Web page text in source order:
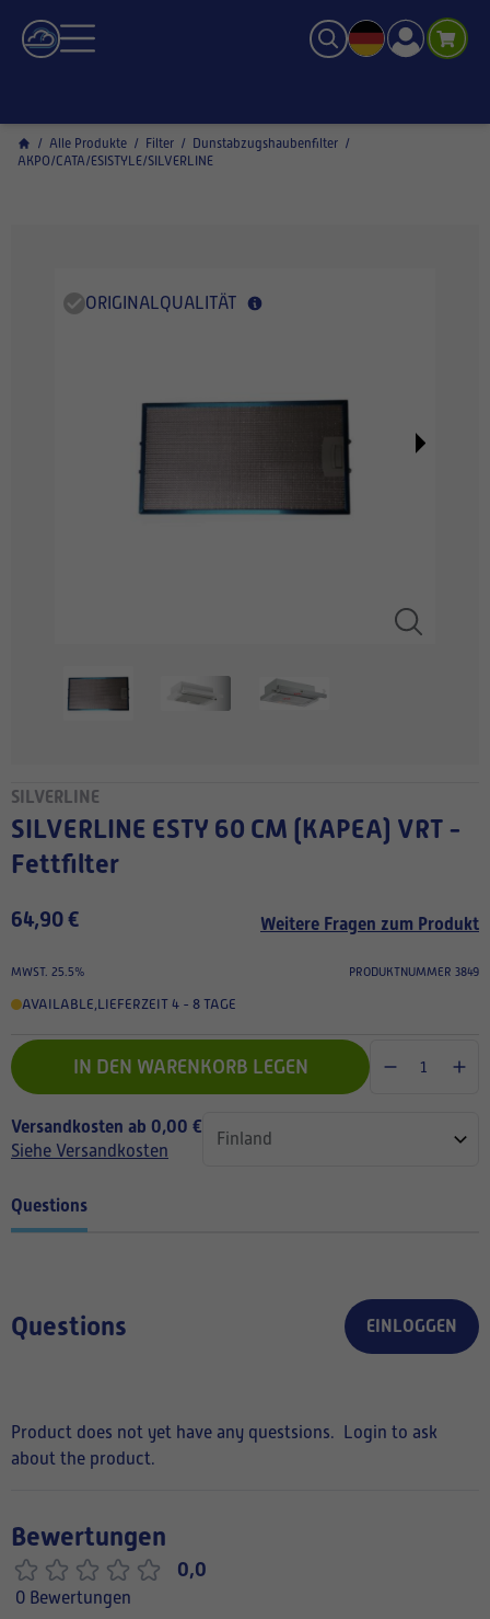
/ Alle Produkte / Filter / Dunstabzugshaubenfilter /
AKPO/CATA/ESISTYLE/SILVERLINE
ORIGINALQUALITÄT
SILVERLINE
SILVERLINE ESTY 60 CM (KAPEA) VRT -
Fettfilter
64,90 € Weitere Fragen zum Produkt
MWST. 25.5% PRODUKTNUMMER 3849
AVAILABLE,LIEFERZEIT 4 - 8 TAGE
IN DEN WARENKORB LEGEN
Versandkosten ab 0,00 €
Siehe Versandkosten
Questions
Questions EINLOGGEN
Product does not yet have any questsions.
Login to ask
about the product.
Bewertungen
0,0
0 Bewertungen